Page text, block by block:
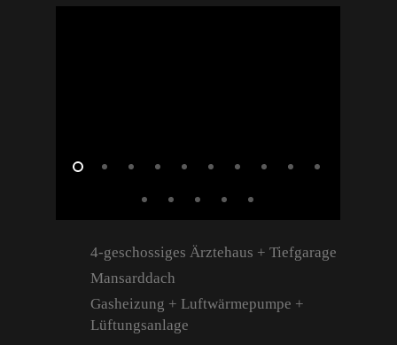
4-geschossiges Ärztehaus + Tiefgarage
Mansarddach
Gasheizung + Luftwärmepumpe +
Lüftungsanlage